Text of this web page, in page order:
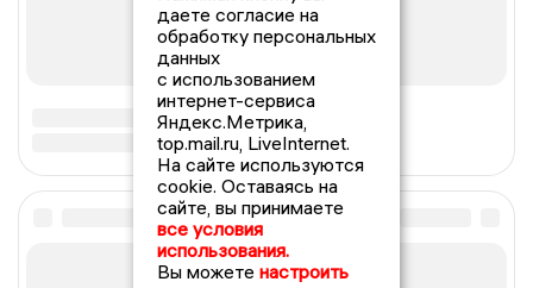
даете согласие на
обработку персональных
данных
с использованием
интернет-сервиса
Яндекс.Метрика,
top.mail.ru, LiveInternet.
На сайте используются
cookie. Оставаясь на
сайте, вы принимаете
все условия
использования.
Вы можете настроить